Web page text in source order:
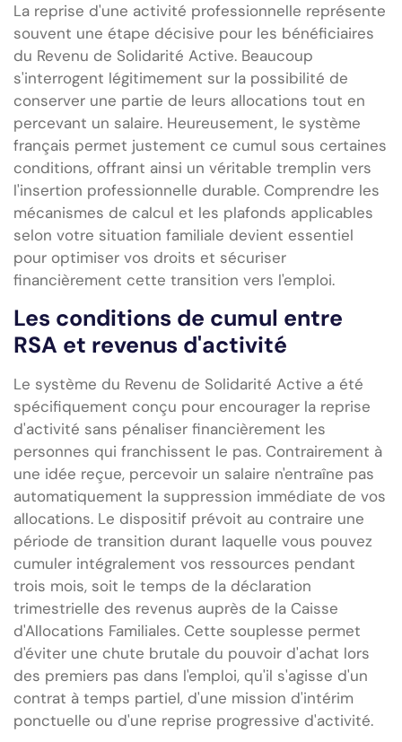
La reprise d'une activité professionnelle représente
souvent une étape décisive pour les bénéficiaires
du Revenu de Solidarité Active. Beaucoup
s'interrogent légitimement sur la possibilité de
conserver une partie de leurs allocations tout en
percevant un salaire. Heureusement, le système
français permet justement ce cumul sous certaines
conditions, offrant ainsi un véritable tremplin vers
l'insertion professionnelle durable. Comprendre les
mécanismes de calcul et les plafonds applicables
selon votre situation familiale devient essentiel
pour optimiser vos droits et sécuriser
financièrement cette transition vers l'emploi.
Les conditions de cumul entre
RSA et revenus d'activité
Le système du Revenu de Solidarité Active a été
spécifiquement conçu pour encourager la reprise
d'activité sans pénaliser financièrement les
personnes qui franchissent le pas. Contrairement à
une idée reçue, percevoir un salaire n'entraîne pas
automatiquement la suppression immédiate de vos
allocations. Le dispositif prévoit au contraire une
période de transition durant laquelle vous pouvez
cumuler intégralement vos ressources pendant
trois mois, soit le temps de la déclaration
trimestrielle des revenus auprès de la Caisse
d'Allocations Familiales. Cette souplesse permet
d'éviter une chute brutale du pouvoir d'achat lors
des premiers pas dans l'emploi, qu'il s'agisse d'un
contrat à temps partiel, d'une mission d'intérim
ponctuelle ou d'une reprise progressive d'activité.